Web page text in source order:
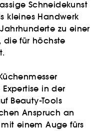
Schneidekunst
kleines Handwerk
zu einer
die für höchste
in der
Beauty-Tools
Anspruch an
einem Auge fürs